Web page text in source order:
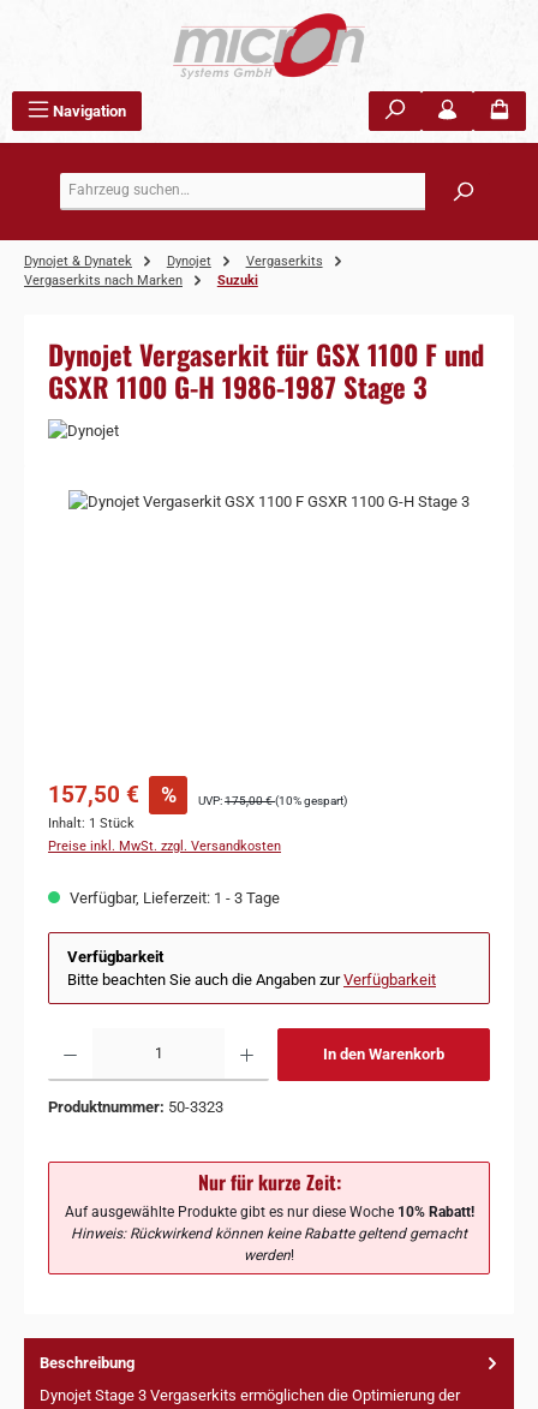
Navigation
Dynojet & Dynatek Dynojet
Vergaserkits
Vergaserkits nach Marken
Suzuki
Dynojet Vergaserkit für GSX 1100 F und
GSXR 1100 G-H 1986-1987 Stage 3
Bildergalerie überspringen
157,50 € % UVP:175,00 €(10% gespart)
Inhalt: 1 Stück
Preise inkl. MwSt. zzgl. Versandkosten
Verfügbar, Lieferzeit: 1 - 3 Tage
Verfügbarkeit
Bitte beachten Sie auch die Angaben zurVerfügbarkeit
In den Warenkorb
Produktnummer: 50-3323
Nur für kurze Zeit:
Auf ausgewählte Produkte gibt es nur diese Woche10% Rabatt!
Hinweis: Rückwirkend können keine Rabatte geltend gemacht
werden!
Beschreibung
Dynojet Stage 3 Vergaserkits ermöglichen die Optimierung der